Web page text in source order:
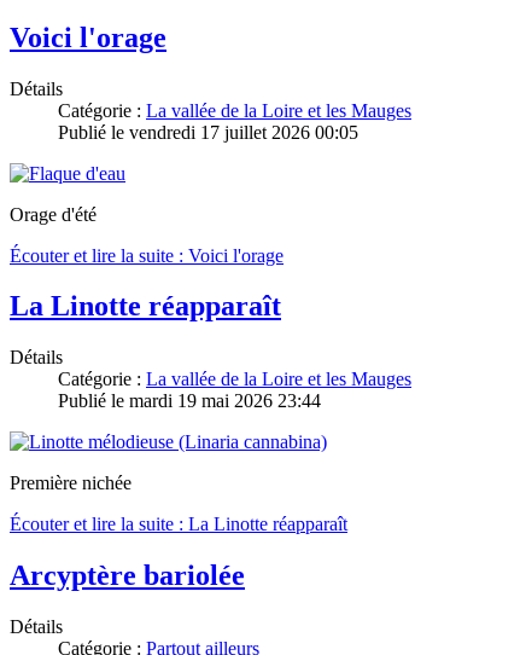
Voici l'orage
Détails
Catégorie : La vallée de la Loire et les Mauges
Publié le vendredi 17 juillet 2026 00:05
Orage d'été
Écouter et lire la suite : Voici l'orage
La Linotte réapparaît
Détails
Catégorie : La vallée de la Loire et les Mauges
Publié le mardi 19 mai 2026 23:44
Première nichée
Écouter et lire la suite : La Linotte réapparaît
Arcyptère bariolée
Détails
Catégorie : Partout ailleurs